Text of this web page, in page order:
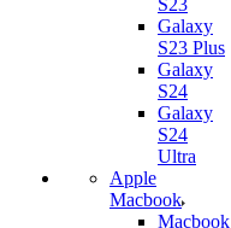
S23
Galaxy
S23 Plus
Galaxy
S24
Galaxy
S24
Ultra
Apple
Macbook
Macbook